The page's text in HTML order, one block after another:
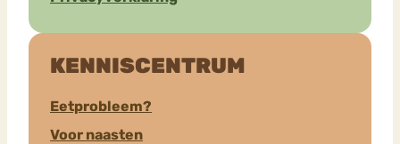
KENNISCENTRUM
Eetprobleem?
Voor naasten